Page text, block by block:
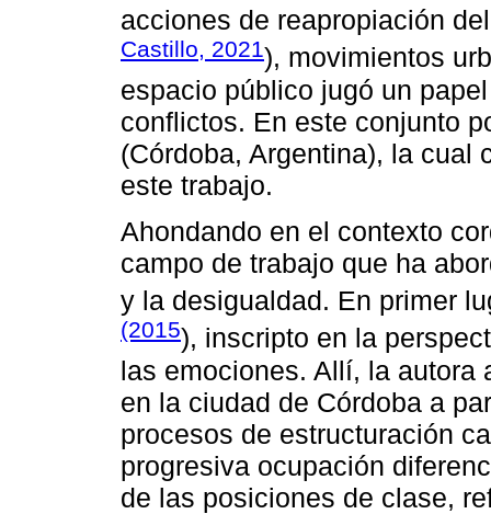
acciones de reapropiación
Castillo, 2021), movimientos
espacio público jugó un
conflictos. En este conjunto
(Córdoba, Argentina), la cual
este trabajo.
Ahondando en el contexto
campo de trabajo que ha
y la desigualdad. En primer
(2015), inscripto en la
las emociones. Allí, la autora
en la ciudad de Córdoba a
procesos de estructuración
progresiva ocupación
de las posiciones de clase,